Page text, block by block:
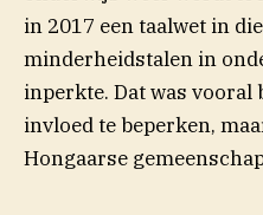
in 2017 een taalwet in
minderheidstalen in
inperkte. Dat was vooral
invloed te beperken,
Hongaarse